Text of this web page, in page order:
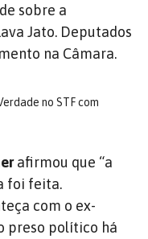
sobre a
Jato. Deputados
na Câmara.
no STF com
afirmou que “a
foi feita.
com o ex-
preso político há